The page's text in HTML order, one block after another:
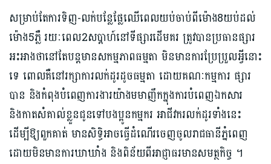
សម្រាប់តែការទិញ-លក់បន្លែផ្លែឈើពេលយប់ចាប់ពីម៉ោង8យប់ដល់
ម៉ោង5ភ្លឺ រយៈពេល2សប្តាហ៍នៅទីផ្សារដើមគរ ត្រូវបានប្រធានផ្សារ
អះអាងថា​នៅតែ​បន្ត​មានសកម្មភាពធម្មតា មិនមានការប្រែប្រួលអ្វីនោះ
ទេ ពោលគឺនៅរក្សាការលក់ដូរដូចធម្មតា ដោយគណៈកម្មការ ផ្សារ
បាន និងកំពុងបំពេញការងារ​យ៉ាង​មមាញឹក​ក្នុងការបំពេញឯកសារ
និងកាតសំគាល់ខ្លួនជូនទៅបងប្អូនកម្មករ អាជីវករលក់ដូរទាំងនេះ
ដើម្បីឱ្យពួកគាត់ មានសិទ្ធិអាចធ្វើដំណើរចេញចូល​រាជធានីភ្នំពេញ
ដោយមិនមានការឃាឃាំង និងពិន័យពីអាជ្ញាធរមានសមត្ថកិច្ច ។